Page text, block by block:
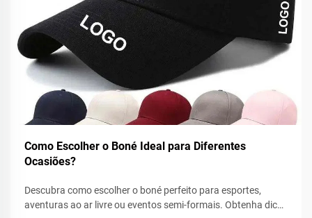
Como Escolher o Boné Ideal para Diferentes
Ocasiões?
Descubra como escolher o boné perfeito para esportes,
aventuras ao ar livre ou eventos semi-formais. Obtenha dicas